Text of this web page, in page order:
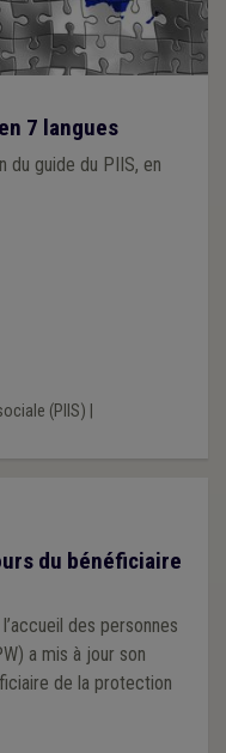
7 langues
du guide du PIIS, en
(PIIS)
du bénéficiaire
des personnes
a mis à jour son
de la protection